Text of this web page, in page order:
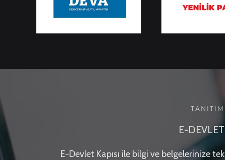
TANITIM
E-DEVLET
E-Devlet Kapısı ile bilgi ve belgelerinize tek